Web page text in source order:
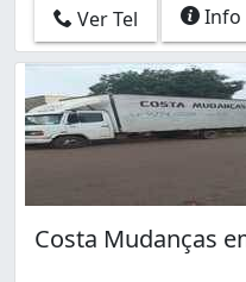
Ver Tel Info
Costa Mudanças